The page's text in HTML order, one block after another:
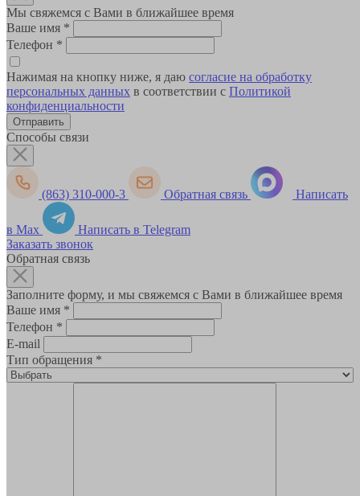
Мы свяжемся с Вами в ближайшее время
Ваше имя *
Телефон *
Нажимая на кнопку ниже, я даю согласие на обработку
персональных данных в соответствии с Политикой
конфиденциальности
Способы связи
(863) 310-000-3 Обратная связь Написать
в Max
Написать в Telegram
Заказать звонок
Обратная связь
Заполните форму, и мы свяжемся с Вами в ближайшее время
Ваше имя *
Телефон *
E-mail
Тип обращения *